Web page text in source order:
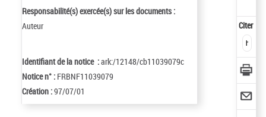
Responsabilité(s) exercée(s) sur les documents :
Auteur
Identifiant de la notice :ark:/12148/cb11039079c
Notice n° : FRBNF11039079
Création :97/07/01
Citer